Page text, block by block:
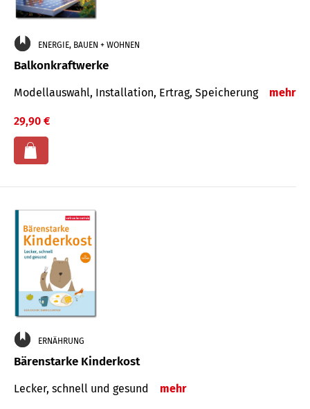
ENERGIE, BAUEN + WOHNEN
Balkonkraftwerke
Modellauswahl, Installation, Ertrag, Speicherung mehr
29,90 €
ERNÄHRUNG
Bärenstarke Kinderkost
Lecker, schnell und gesund mehr